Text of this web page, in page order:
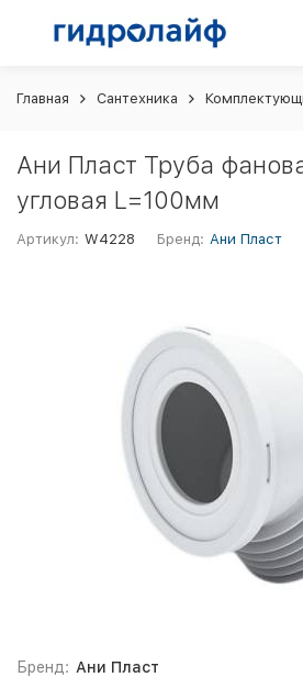
Главная Сантехника
Ани Пласт Труба
угловая L=100мм
Артикул: W4228 Бренд: Ани Пласт
Бренд: Ани Пласт